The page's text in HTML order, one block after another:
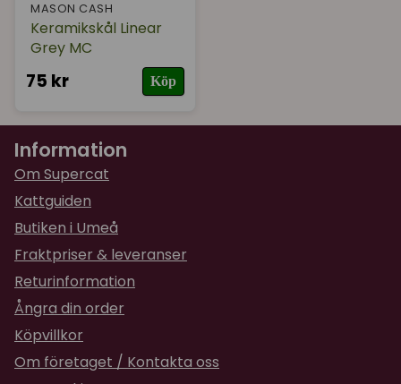
MASON CASH
Keramikskål Linear
Grey MC
75 kr Köp
Information
Om Supercat
Kattguiden
Butiken i Umeå
Fraktpriser & leveranser
Returinformation
Ångra din order
Köpvillkor
Om företaget / Kontakta oss